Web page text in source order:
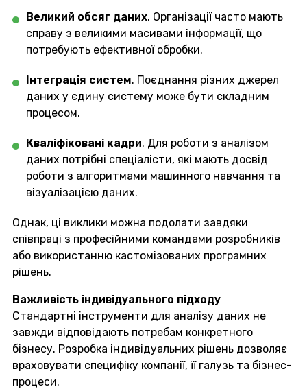
Великий обсяг даних. Організації часто мають
справу з великими масивами інформації, що
потребують ефективної обробки.
Інтеграція систем. Поєднання різних джерел
даних у єдину систему може бути складним
процесом.
Кваліфіковані кадри. Для роботи з аналізом
даних потрібні спеціалісти, які мають досвід
роботи з алгоритмами машинного навчання та
візуалізацією даних.
Однак, ці виклики можна подолати завдяки
співпраці з професійними командами розробників
або використанню кастомізованих програмних
рішень.
Важливість індивідуального підходу
Стандартні інструменти для аналізу даних не
завжди відповідають потребам конкретного
бізнесу. Розробка індивідуальних рішень дозволяє
враховувати специфіку компанії, її галузь та бізнес-
процеси.